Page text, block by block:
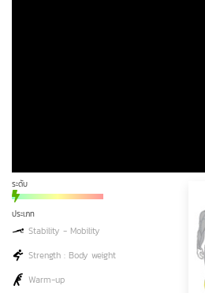
ระดับ
ประเภท
Stability - Mobility
Strength : Body weight
Warm-up